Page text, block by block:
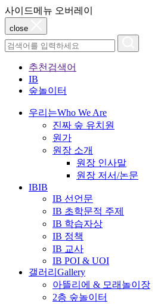
사이드메뉴 오버레이
close
추천검색어
IB
숲놀이터
우리는Who We Are
진짜 숲 유치원
원가
원장 소개
원장 인사말
원장 저서/논문
IBIB
IB 선언문
IB 초학문적 주제
IB 학습자상
IB 정책
IB 교사
IB POI & UOI
갤러리 Gallery
아뜰리에 & 모래놀이장
2층 숲놀이터